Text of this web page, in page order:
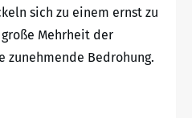
sich zu einem ernst zu
Mehrheit der
zunehmende Bedrohung.